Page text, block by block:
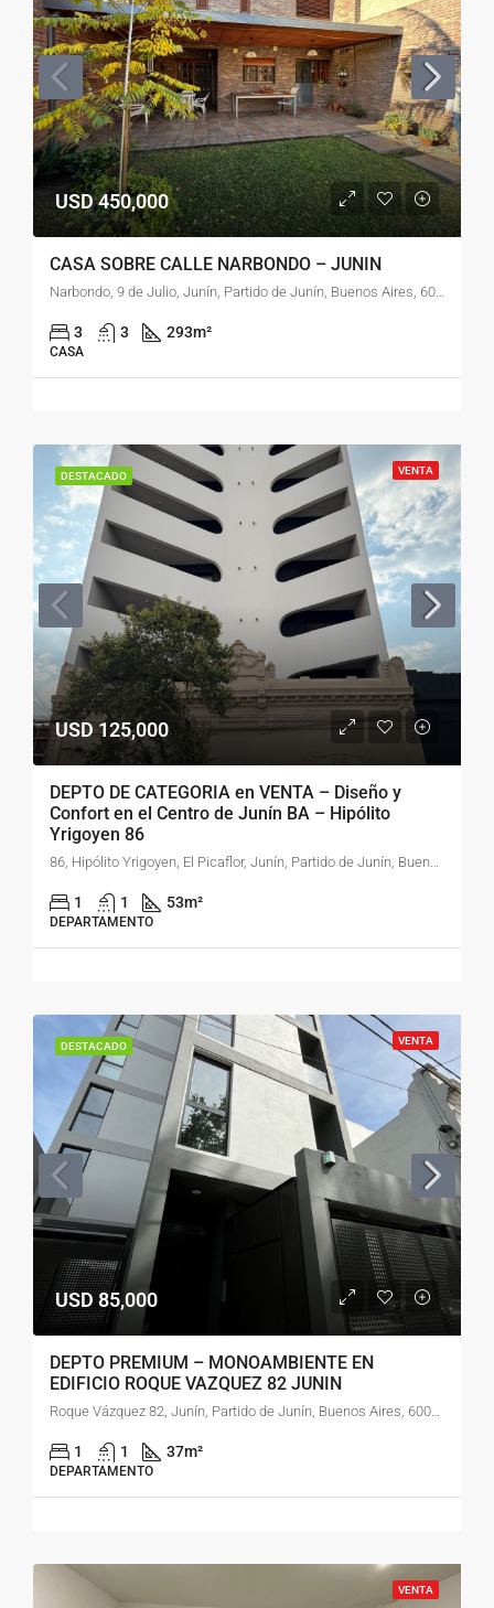
USD 450,000
CASA SOBRE CALLE NARBONDO – JUNIN
Narbondo, 9 de Julio, Junín, Partido de Junín, Buenos Aires, 6000, Argentina
3 3 293m²
CASA
DESTACADO VENTA
USD 125,000
DEPTO DE CATEGORIA en VENTA – Diseño y
Confort en el Centro de Junín BA – Hipólito
Yrigoyen 86
86, Hipólito Yrigoyen, El Picaflor, Junín, Partido de Junín, Buenos Aires, 6000, Argentina
1 1 53m²
DEPARTAMENTO
DESTACADO VENTA
USD 85,000
DEPTO PREMIUM – MONOAMBIENTE EN
EDIFICIO ROQUE VAZQUEZ 82 JUNIN
Roque Vázquez 82, Junín, Partido de Junín, Buenos Aires, 6000, Argentina
1 1 37m²
DEPARTAMENTO
VENTA